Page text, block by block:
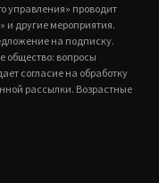
управления» проводит
и другие мероприятия.
на подписку.
общество: вопросы
согласие на обработку
рассылки. Возрастные